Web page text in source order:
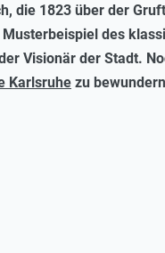
die 1823 über der
des
Visionär der Stadt.
Karlsruhe zu